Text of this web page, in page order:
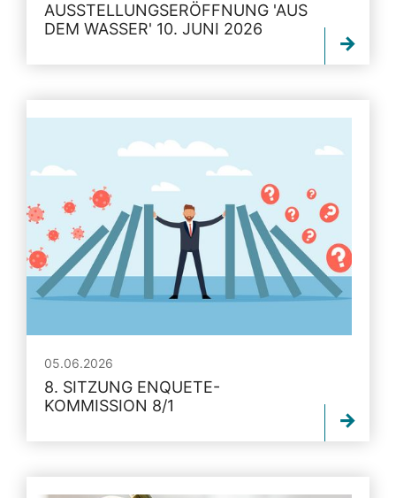
AUSSTELLUNGSERÖFFNUNG 'AUS
DEM WASSER' 10. JUNI 2026
05.06.2026
8. SITZUNG ENQUETE-
KOMMISSION 8/1